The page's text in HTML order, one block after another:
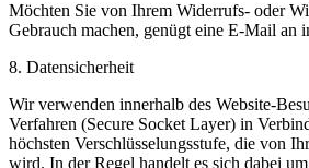
Möchten Sie von Ihrem Widerrufs- oder
Gebrauch machen, genügt eine E-Mail an
8. Datensicherheit
Wir verwenden innerhalb des Website-
Verfahren (Secure Socket Layer) in
höchsten Verschlüsselungsstufe, die von
wird. In der Regel handelt es sich dabei